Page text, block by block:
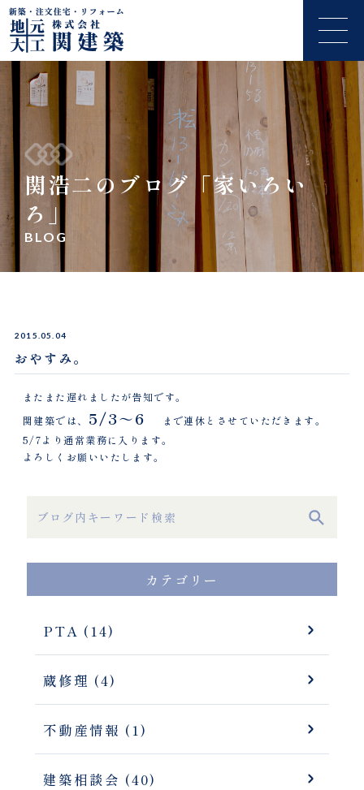
関浩二のブログ「家いろい
ろ」
BLOG
2015.05.04
おやすみ。
またまた遅れましたが告知です。
関建築では、 5/3～6
まで連休とさせていただきます。
5/7より通常業務に入ります。
よろしくお願いいたします。
カテゴリー
PTA (14)
蔵修理 (4)
不動産情報 (1)
建築相談会 (40)